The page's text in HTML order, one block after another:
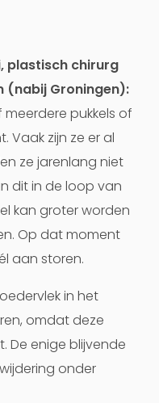
plastisch chirurg
(nabij Groningen):
pukkels of
Vaak zijn ze er al
ze jarenlang niet
dit in de loop van
kan groter worden
Op dat moment
aan storen.
in het
omdat deze
De enige blijvende
onder